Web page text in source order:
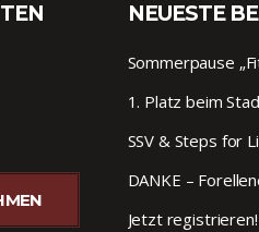
NEUESTE
Sommerpause
1. Platz beim
SSV & Steps for
DANKE –
Jetzt